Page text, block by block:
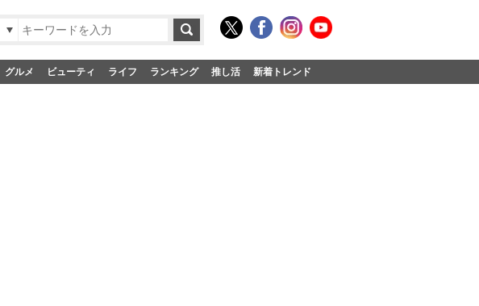
グルメ ビューティ ライフ ランキング 推し活 新着トレンド